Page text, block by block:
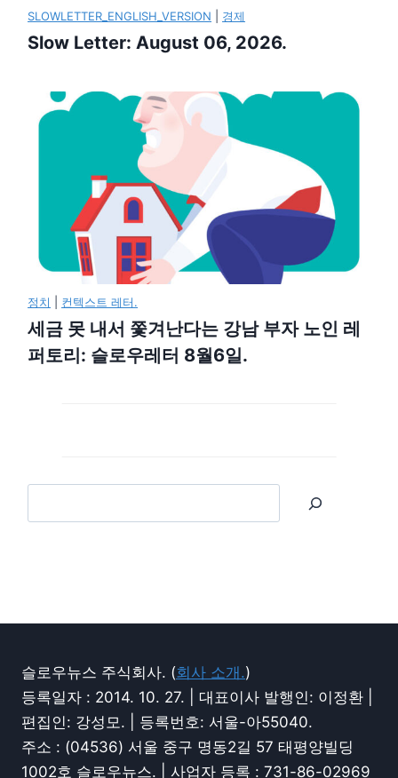
SLOWLETTER_ENGLISH_VERSION 경제
Slow Letter: August 06, 2026.
정치 컨텍스트 레터.
세금 못 내서 쫓겨난다는 강남 부자 노인 레
퍼토리: 슬로우레터 8월6일.
슬로우뉴스 주식회사. (회사 소개.)
등록일자 : 2014. 10. 27. | 대표이사 발행인: 이정환 |
편집인: 강성모. | 등록번호: 서울-아55040.
주소 : (04536) 서울 중구 명동2길 57 태평양빌딩
1002호 슬로우뉴스. | 사업자 등록 : 731-86-02969